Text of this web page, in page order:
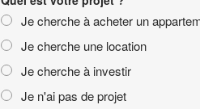
Je cherche à acheter un
Je cherche une location
Je cherche à investir
Je n'ai pas de projet